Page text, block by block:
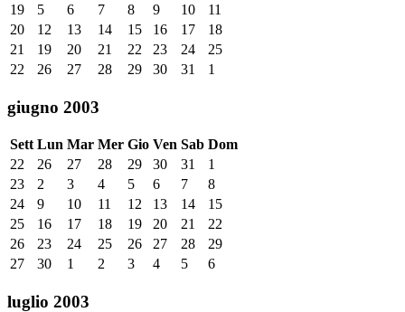
19
5 6 7 8 9 10
11
20
12 13 14 15 16 17
18
21
19 20 21 22 23 24
25
22
26 27 28 29 30 31 1
giugno 2003
Sett Lun Mar Mer Gio Ven Sab Dom
22
26 27 28 29 30 31
1
23
2 3 4 5 6 7
8
24
9 10 11 12 13 14
15
25
16 17 18 19 20 21
22
26
23 24 25 26 27 28
29
27
30 1 2 3 4 5 6
luglio 2003